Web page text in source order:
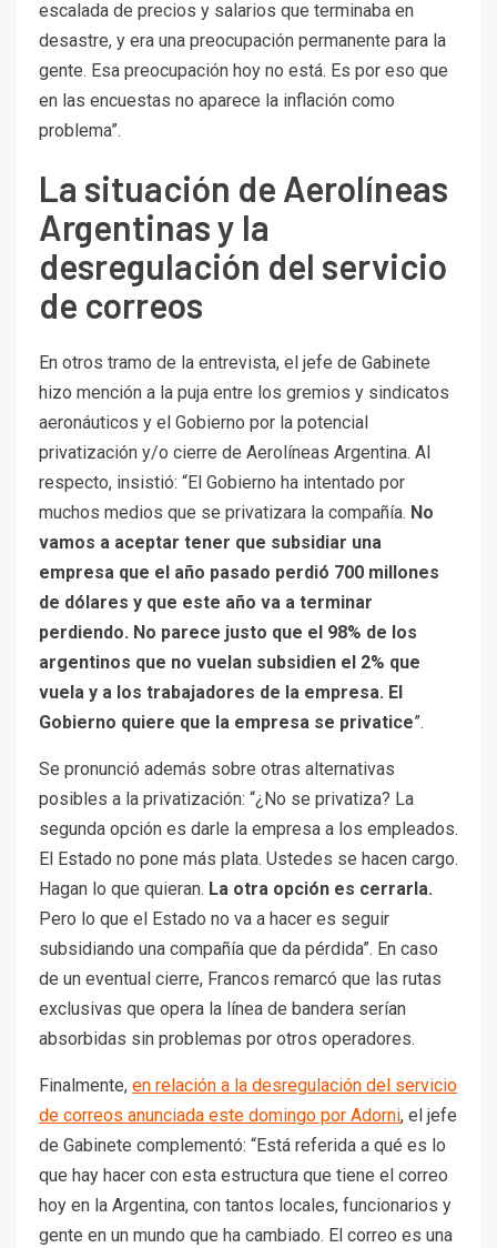
escalada de precios y salarios que terminaba en
desastre, y era una preocupación permanente para la
gente. Esa preocupación hoy no está. Es por eso que
en las encuestas no aparece la inflación como
problema”.
La situación de Aerolíneas
Argentinas y la
desregulación del servicio
de correos
En otros tramo de la entrevista, el jefe de Gabinete
hizo mención a la puja entre los gremios y sindicatos
aeronáuticos y el Gobierno por la potencial
privatización y/o cierre de Aerolíneas Argentina. Al
respecto, insistió: “El Gobierno ha intentado por
muchos medios que se privatizara la compañía. No
vamos a aceptar tener que subsidiar una
empresa que el año pasado perdió 700 millones
de dólares y que este año va a terminar
perdiendo. No parece justo que el 98% de los
argentinos que no vuelan subsidien el 2% que
vuela y a los trabajadores de la empresa. El
Gobierno quiere que la empresa se privatice”.
Se pronunció además sobre otras alternativas
posibles a la privatización: “¿No se privatiza? La
segunda opción es darle la empresa a los empleados.
El Estado no pone más plata. Ustedes se hacen cargo.
Hagan lo que quieran. La otra opción es cerrarla.
Pero lo que el Estado no va a hacer es seguir
subsidiando una compañía que da pérdida”. En caso
de un eventual cierre, Francos remarcó que las rutas
exclusivas que opera la línea de bandera serían
absorbidas sin problemas por otros operadores.
Finalmente, en relación a la desregulación del servicio
de correos anunciada este domingo por Adorni, el jefe
de Gabinete complementó: “Está referida a qué es lo
que hay hacer con esta estructura que tiene el correo
hoy en la Argentina, con tantos locales, funcionarios y
gente en un mundo que ha cambiado. El correo es una